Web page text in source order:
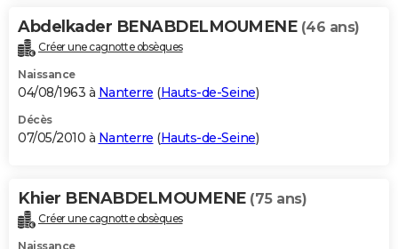
Abdelkader BENABDELMOUMENE (46 ans)
Créer une cagnotte obsèques
Naissance
04/08/1963 à Nanterre (Hauts-de-Seine)
Décès
07/05/2010 à Nanterre (Hauts-de-Seine)
Khier BENABDELMOUMENE (75 ans)
Créer une cagnotte obsèques
Naissance